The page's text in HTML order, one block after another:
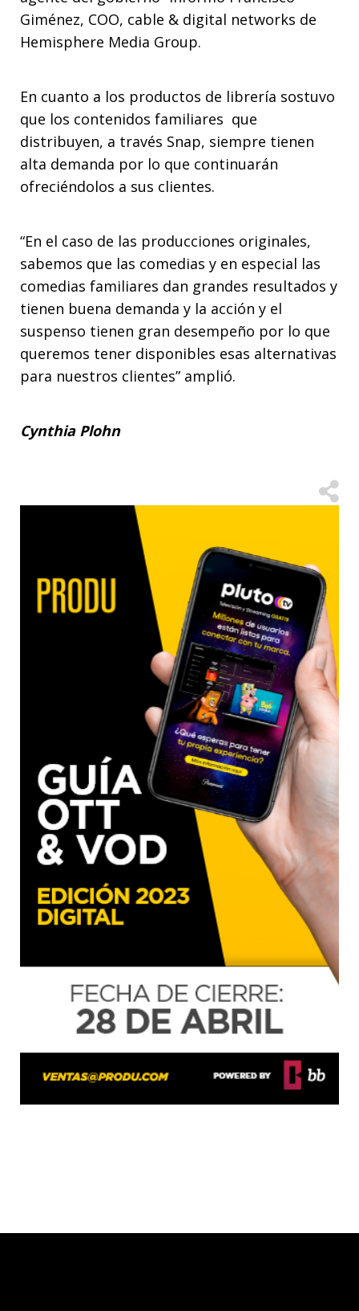
Giménez, COO, cable & digital networks de
Hemisphere Media Group.
En cuanto a los productos de librería sostuvo
que los contenidos familiares que
distribuyen, a través Snap, siempre tienen
alta demanda por lo que continuarán
ofreciéndolos a sus clientes.
“En el caso de las producciones originales,
sabemos que las comedias y en especial las
comedias familiares dan grandes resultados y
tienen buena demanda y la acción y el
suspenso tienen gran desempeño por lo que
queremos tener disponibles esas alternativas
para nuestros clientes” amplió.
Cynthia Plohn